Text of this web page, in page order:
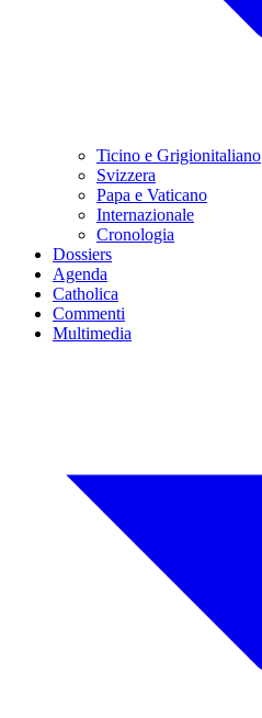
Ticino e Grigionitaliano
Svizzera
Papa e Vaticano
Internazionale
Cronologia
Dossiers
Agenda
Catholica
Commenti
Multimedia